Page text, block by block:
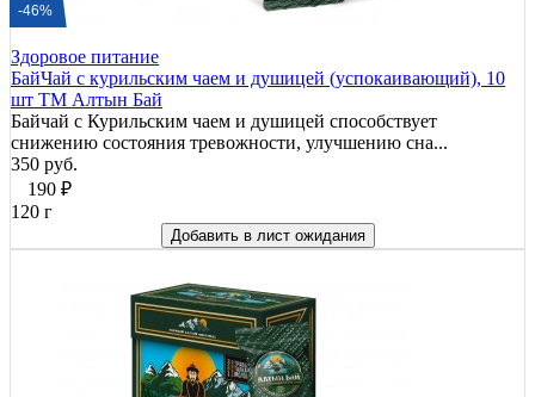
-46%
Здоровое питание
БайЧай с курильским чаем и душицей (успокаивающий), 10
шт ТМ Алтын Бай
Байчай с Курильским чаем и душицей способствует
снижению состояния тревожности, улучшению сна...
350 руб.
190 ₽
120 г
Добавить в лист ожидания